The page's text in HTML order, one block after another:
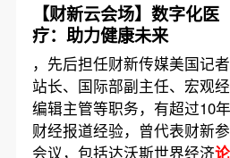
【财新云会场】数字化医
疗：助力健康未来
，先后担任财新传媒美国记
站长、国际部副主任、宏观经
编辑主管等职务，有超过10
财经报道经验，曾代表财新
会议，包括达沃斯世界经济